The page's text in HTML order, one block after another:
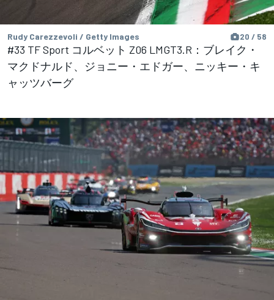
Rudy Carezzevoli / Getty Images 20 / 58
#33 TF Sport コルベット Z06 LMGT3.R：ブレイク・
マクドナルド、ジョニー・エドガー、ニッキー・キ
ャッツバーグ